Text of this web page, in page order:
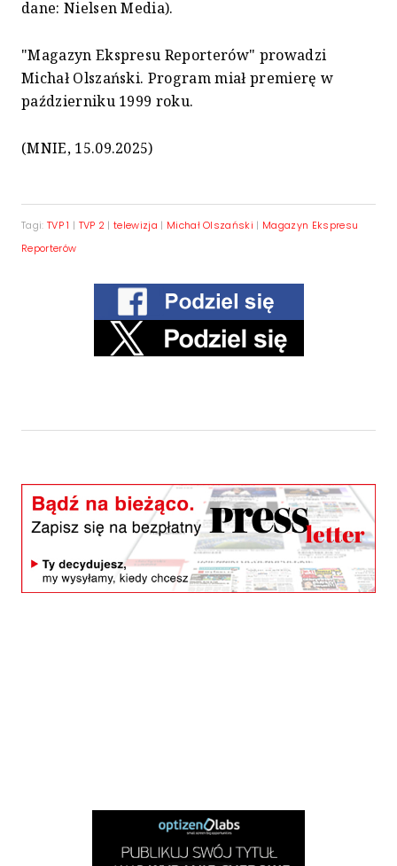
dane: Nielsen Media).
"Magazyn Ekspresu Reporterów" prowadzi
Michał Olszański. Program miał premierę w
październiku 1999 roku.
(MNIE, 15.09.2025)
Tagi: TVP 1 | TVP 2 |telewizja | Michał Olszański | Magazyn Ekspresu
Reporterów